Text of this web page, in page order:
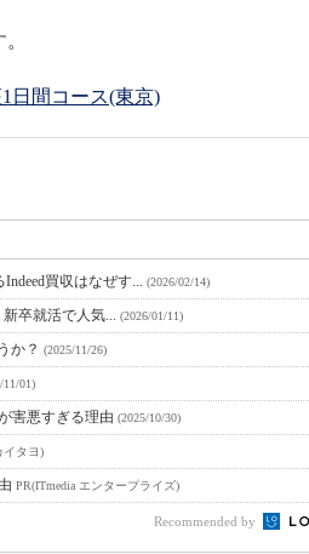
日間コース(東京)
買収はなぜす... (2026/02/14)
卒就活で人気... (2026/01/11)
か？ (2025/11/26)
11/01)
害悪すぎる理由 (2025/10/30)
イタヨ)
PR(ITmedia エンタープライズ)
Recommended by